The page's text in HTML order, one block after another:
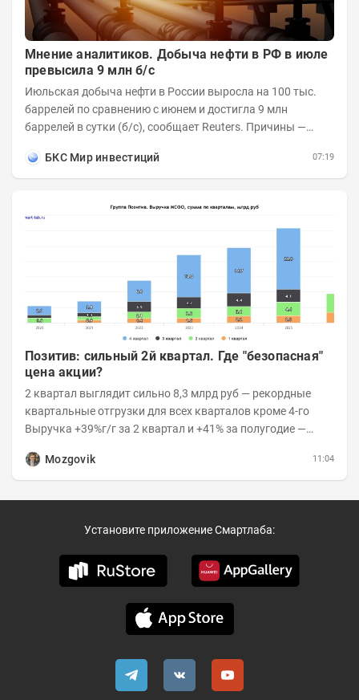
Мнение аналитиков. Добыча нефти в РФ в июле
превысила 9 млн б/с
Июльская добыча нефти в России выросла на 100 тыс.
баррелей по сравнению с июнем и достигла 9 млн
баррелей в сутки (б/с), сообщает Reuters. Причины —
БКС Мир инвестиций
07:19
Позитив: сильный 2й квартал. Где "безопасная"
цена акции?
2 квартал выглядит сильно 8,3 млрд руб — рекордные
квартальные отгрузки для всех кварталов кроме 4-го
Выручка +39%г/г за 2 квартал и +41% за полугодие —
Mozgovik
11:04
Установите приложение Смартлаба: